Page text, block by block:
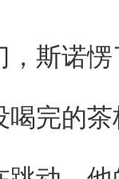
斯诺愣
完的茶